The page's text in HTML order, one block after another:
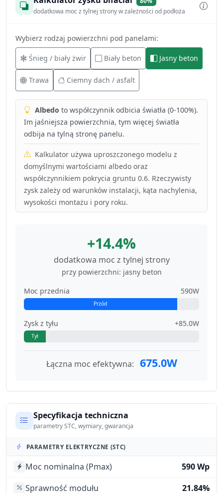
dodatkowa moc z tylnej strony w zależności od podłoża
Wybierz rodzaj powierzchni pod panelami:
Śnieg / biały żwir Biały beton Jasny beton
Trawa Ciemny dach / asfalt
Albedo to współczynnik odbicia światła (0-100%).
Im jaśniejsza powierzchnia, tym więcej światła
odbija na tylną stronę panelu.
Kalkulator używa uproszczonego modelu z
domyślnymi wartościami albedo oraz
współczynnikiem pokrycia gruntu 0.6. Rzeczywisty
zysk zależy od warunków instalacji, kąta nachylenia,
wysokości montażu i pory roku.
+14.4%
dodatkowa moc z tylnej strony
przy powierzchni: jasny beton
Moc przednia
590W
Przód
Zysk z tyłu +85.0W
Tył
Łączna moc efektywna: 675.0W
Specyfikacja techniczna
parametry STC, wymiary, gwarancja
PARAMETRY ELEKTRYCZNE (STC)
Moc nominalna (Pmax)
590 Wp
Sprawność modułu
21.84%